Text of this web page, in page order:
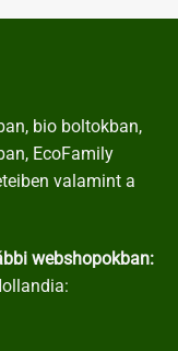
bio boltokban,
EcoFamily
valamint a
webshopokban: